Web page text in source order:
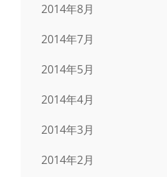
2014年8月
2014年7月
2014年5月
2014年4月
2014年3月
2014年2月